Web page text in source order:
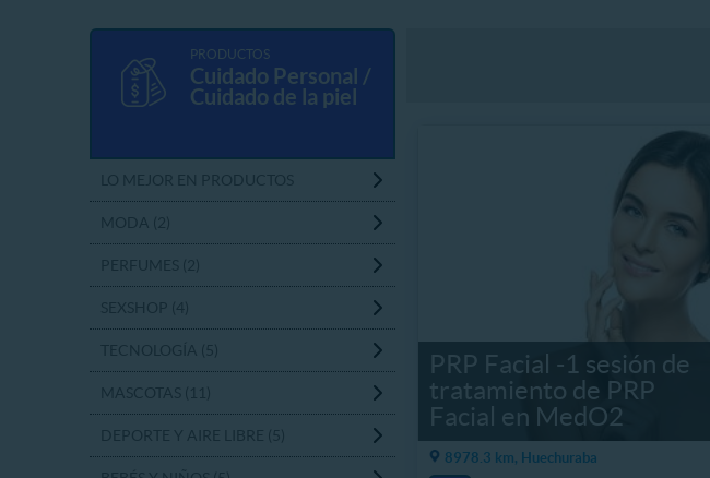
PRODUCTOS
Cuidado Personal /
Cuidado de la piel
PRP Facial -1 sesión de
tratamiento de PRP
Facial en MedO2
8978.3 km, Huechuraba